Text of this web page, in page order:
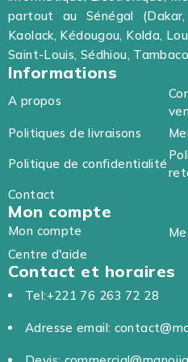
partout au Sénégal
Kaolack, Kédougou, Kolda,
Saint-Louis, Sédhiou,
Informations
A propos
Politiques de livraisons
Politique de confidentialité
Contact
Mon compte
Mon compte
Centre d'aide
Contact et horaires
Tel:+221 76 263 72 28
Adresse email: